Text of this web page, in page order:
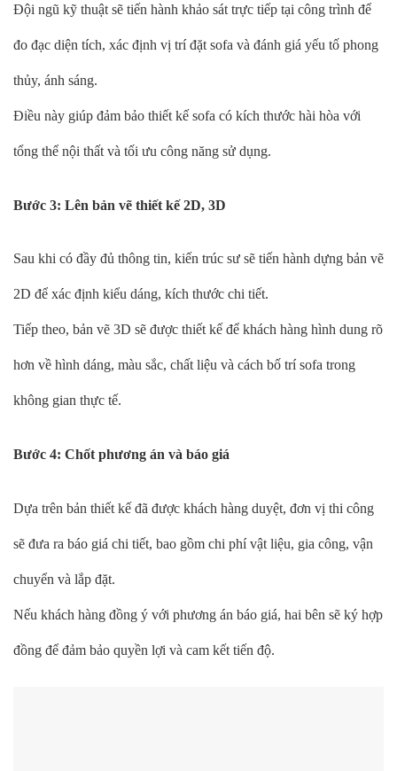
Đội ngũ kỹ thuật sẽ tiến hành khảo sát trực tiếp tại công trình để
đo đạc diện tích, xác định vị trí đặt sofa và đánh giá yếu tố phong
thủy, ánh sáng.
Điều này giúp đảm bảo thiết kế sofa có kích thước hài hòa với
tổng thể nội thất và tối ưu công năng sử dụng.
Bước 3: Lên bản vẽ thiết kế 2D, 3D
Sau khi có đầy đủ thông tin, kiến trúc sư sẽ tiến hành dựng bản vẽ
2D để xác định kiểu dáng, kích thước chi tiết.
Tiếp theo, bản vẽ 3D sẽ được thiết kế để khách hàng hình dung rõ
hơn về hình dáng, màu sắc, chất liệu và cách bố trí sofa trong
không gian thực tế.
Bước 4: Chốt phương án và báo giá
Dựa trên bản thiết kế đã được khách hàng duyệt, đơn vị thi công
sẽ đưa ra báo giá chi tiết, bao gồm chi phí vật liệu, gia công, vận
chuyển và lắp đặt.
Nếu khách hàng đồng ý với phương án báo giá, hai bên sẽ ký hợp
đồng để đảm bảo quyền lợi và cam kết tiến độ.